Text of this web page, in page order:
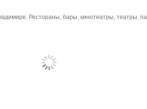
Рестораны, бары, кинотеатры, театры,